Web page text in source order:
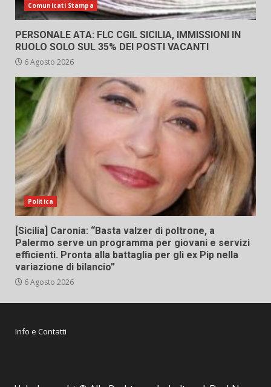
Comunicati Stampa
PERSONALE ATA: FLC CGIL SICILIA, IMMISSIONI IN
RUOLO SOLO SUL 35% DEI POSTI VACANTI
6 Agosto 2026
Politica
[Sicilia] Caronia: “Basta valzer di poltrone, a
Palermo serve un programma per giovani e servizi
efficienti. Pronta alla battaglia per gli ex Pip nella
variazione di bilancio”
6 Agosto 2026
Info e Contatti